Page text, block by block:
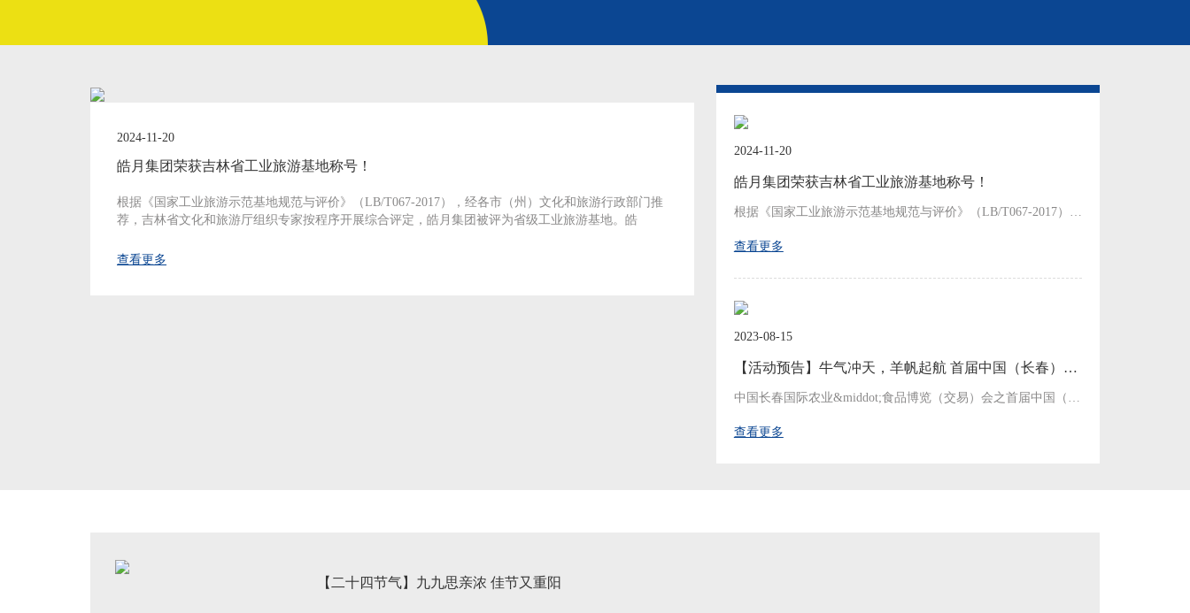
2024-11-20
皓月集团荣获吉林省工业旅游基地称号！
根据《国家工业旅游示范基地规范与评价》（LB/T067-2017），经各市（州）文化和旅游行政部门推
荐，吉林省文化和旅游厅组织专家按程序开展综合评定，皓月集团被评为省级工业旅游基地。皓
查看更多
2024-11-20
皓月集团荣获吉林省工业旅游基地称号！
根据《国家工业旅游示范基地规范与评价》（LB/T067-2017），经各市（州）文化和旅游行政部门推荐，吉林省文化和旅游厅组织专家按程序开展综合评定，皓月集团被评为省级工业旅游基地。皓
查看更多
2023-08-15
【活动预告】牛气冲天，羊帆起航 首届中国（长春）牛羊美食
中国长春国际农业&middot;食品博览（交易）会之首届中国（长春）牛羊美食文化节将于2023年8月18日至8月27日在吉林省长春市举行。本次活动由民革吉林省委和皓月集团主办，吉林省工商
查看更多
【二十四节气】九九思亲浓 佳节又重阳